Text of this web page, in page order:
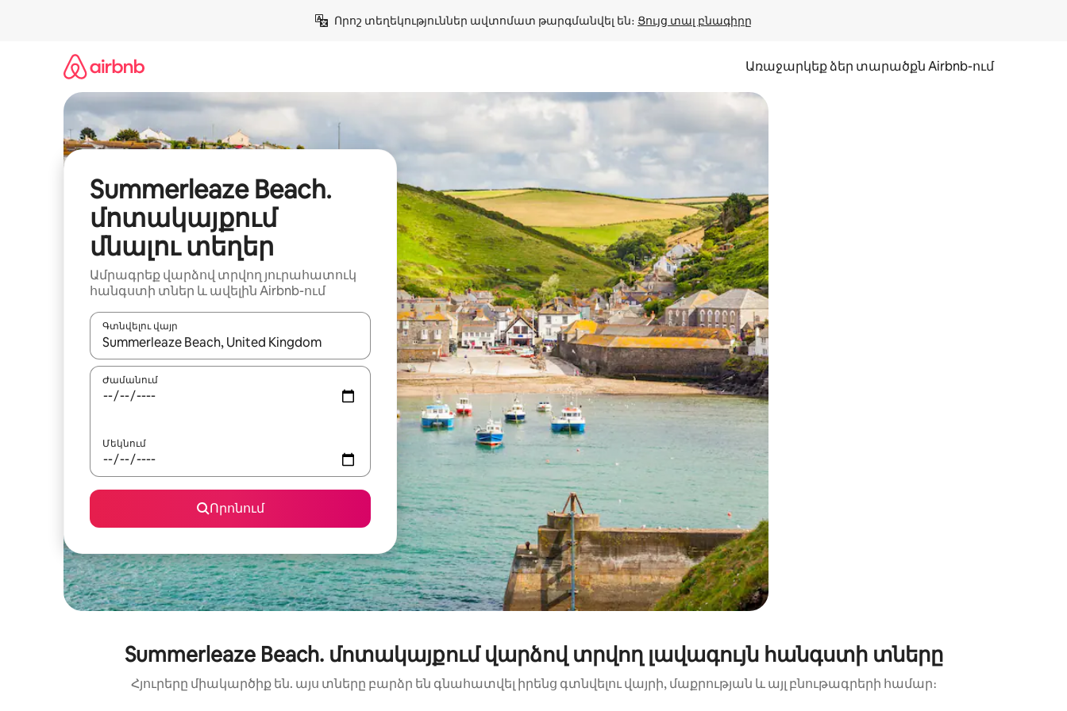
Որոշ տեղեկություններ ավտոմատ թարգմանվել են։ Ցույց տալ բնագիրը
Առաջարկեք ձեր տարածքն Airbnb-ում
Summerleaze Beach․
մոտակայքում
մնալու տեղեր
Ամրագրեք վարձով տրվող յուրահատուկ
հանգստի տներ և ավելին Airbnb-ում
Գտնվելու վայր
Երբ արդյունքները հասանելի լինեն, սլաքների ստեղներով նավարկեք վեր և վար կամ ուսումնասիրեք հպելով կամ մատը սահեցնելով։
Ժամանում
Մեկնում
Որոնում
Summerleaze Beach. մոտակայքում վարձով տրվող լավագույն հանգստի տները
Հյուրերը միակարծիք են. այս տները բարձր են գնահատվել իրենց գտնվելու վայրի, մաքրության և այլ բնութագրերի համար։